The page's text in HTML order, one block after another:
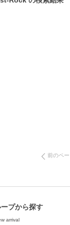
前のペー
ープから探す
arrival